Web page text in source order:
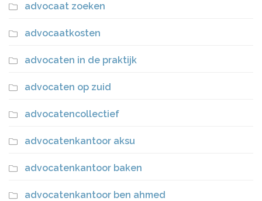
advocaat zoeken
advocaatkosten
advocaten in de praktijk
advocaten op zuid
advocatencollectief
advocatenkantoor aksu
advocatenkantoor baken
advocatenkantoor ben ahmed